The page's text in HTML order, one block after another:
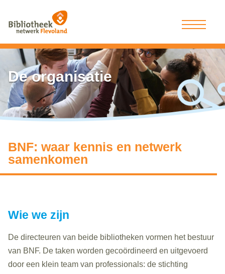
De organisatie
BNF: waar kennis en netwerk
samenkomen
Wie we zijn
De directeuren van beide bibliotheken vormen het bestuur
van BNF. De taken worden gecoördineerd en uitgevoerd
door een klein team van professionals: de stichting